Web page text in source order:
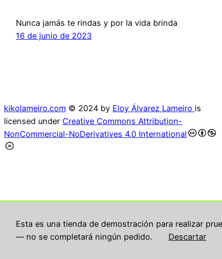
Esta es una tienda de demostración para realizar
— no se completará ningún pedido.
Descartar
Nunca jamás te rindas y por la vida brinda
16 de junio de 2023
kikolameiro.com © 2024 by Eloy Álvarez Lameiro is
licensed under Creative Commons Attribution-
NonCommercial-NoDerivatives 4.0 International